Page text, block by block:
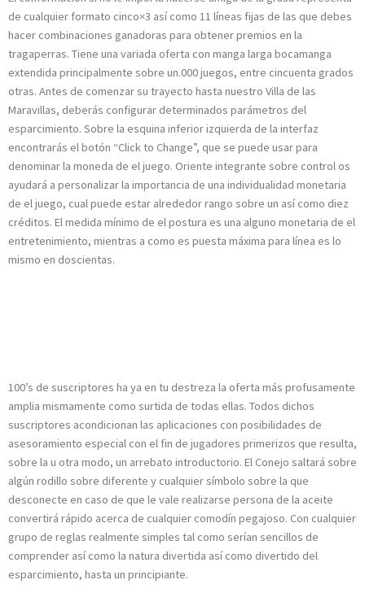
de cualquier formato cinco×3 así­ como 11 líneas fijas de las que debes
hacer combinaciones ganadoras para obtener premios en la
tragaperras. Tiene una variada oferta con manga larga bocamanga
extendida principalmente sobre un.000 juegos, entre cincuenta grados
otras. Antes de comenzar su trayecto hasta nuestro Villa de las
Maravillas, deberás configurar determinados parámetros del
esparcimiento. Sobre la esquina inferior izquierda de la interfaz
encontrarás el botón “Click to Change”, que se puede usar para
denominar la moneda de el juego. Oriente integrante sobre control os
ayudará a personalizar la importancia de una individualidad monetaria
de el juego, cual puede estar alrededor rango sobre un así­ como diez
créditos. El medida mínimo de el postura es una alguno monetaria de el
entretenimiento, mientras a como es puesta máxima para línea es lo
mismo en doscientas.
100’s de suscriptores ha ya en tu destreza la oferta más profusamente
amplia mismamente­ como surtida de todas ellas. Todos dichos
suscriptores acondicionan las aplicaciones con posibilidades de
asesoramiento especial con el fin de jugadores primerizos que resulta,
sobre la u otra modo, un arrebato introductorio. El Conejo saltará sobre
algún rodillo sobre diferente y cualquier símbolo sobre la que
desconecte en caso de que le vale realizarse persona de la aceite
convertirá rápido acerca de cualquier comodín pegajoso. Con cualquier
grupo de reglas realmente simples tal como serían sencillos de
comprender así­ como la natura divertida así­ como divertido del
esparcimiento, hasta un principiante.